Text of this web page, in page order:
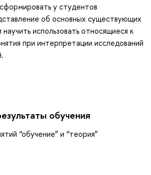
у студентов
об основных существующих
использовать относящиеся к
при интерпретации исследований
обучения
“обучение” и “теория”